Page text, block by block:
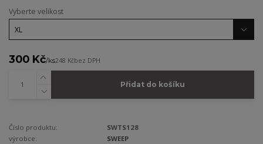
Vyberte velikost
300 Kč/ks248 Kčbez DPH
Přidat do košíku
Číslo produktu:
SWTS128
výrobce:
SWEEP